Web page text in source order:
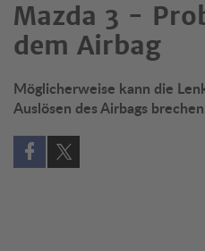
Mazda 3 -
dem Airbag
Möglicherweise kann die
Auslösen des Airbags
Auf Facebook teilen (öffnet in
Auf X teilen (öffnet in